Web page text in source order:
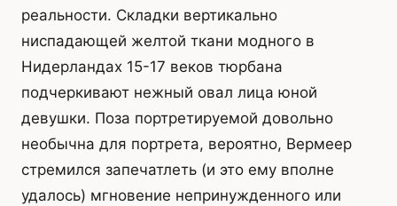
реальности. Складки вертикально
ниспадающей желтой ткани модного в
Нидерландах 15-17 веков тюрбана
подчеркивают нежный овал лица юной
девушки. Поза портретируемой довольно
необычна для портрета, вероятно, Вермеер
стремился запечатлеть (и это ему вполне
удалось) мгновение непринужденного или